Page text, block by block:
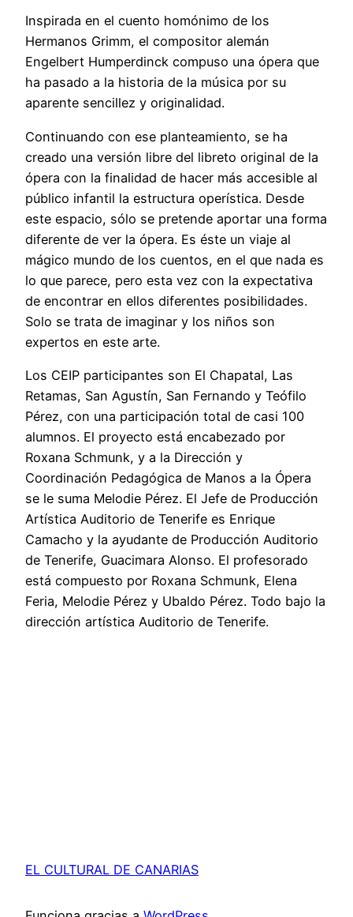
Inspirada en el cuento homónimo de los
Hermanos Grimm, el compositor alemán
Engelbert Humperdinck compuso una ópera que
ha pasado a la historia de la música por su
aparente sencillez y originalidad.
Continuando con ese planteamiento, se ha
creado una versión libre del libreto original de la
ópera con la finalidad de hacer más accesible al
público infantil la estructura operística. Desde
este espacio, sólo se pretende aportar una forma
diferente de ver la ópera. Es éste un viaje al
mágico mundo de los cuentos, en el que nada es
lo que parece, pero esta vez con la expectativa
de encontrar en ellos diferentes posibilidades.
Solo se trata de imaginar y los niños son
expertos en este arte.
Los CEIP participantes son El Chapatal, Las
Retamas, San Agustín, San Fernando y Teófilo
Pérez, con una participación total de casi 100
alumnos. El proyecto está encabezado por
Roxana Schmunk, y a la Dirección y
Coordinación Pedagógica de Manos a la Ópera
se le suma Melodie Pérez. El Jefe de Producción
Artística Auditorio de Tenerife es Enrique
Camacho y la ayudante de Producción Auditorio
de Tenerife, Guacimara Alonso. El profesorado
está compuesto por Roxana Schmunk, Elena
Feria, Melodie Pérez y Ubaldo Pérez. Todo bajo la
dirección artística Auditorio de Tenerife.
EL CULTURAL DE CANARIAS